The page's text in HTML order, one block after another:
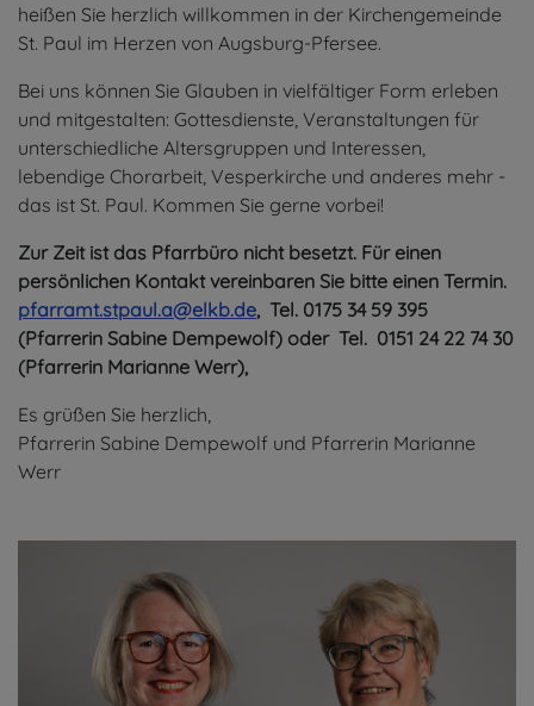
heißen Sie herzlich willkommen in der Kirchengemeinde
St. Paul im Herzen von Augsburg-Pfersee.
Bei uns können Sie Glauben in vielfältiger Form erleben
und mitgestalten: Gottesdienste, Veranstaltungen für
unterschiedliche Altersgruppen und Interessen,
lebendige Chorarbeit, Vesperkirche und anderes mehr -
das ist St. Paul. Kommen Sie gerne vorbei!
Zur Zeit ist das Pfarrbüro nicht besetzt. Für einen
persönlichen Kontakt vereinbaren Sie bitte einen Termin.
pfarramt.stpaul.a@elkb.de, Tel. 0175 34 59 395
(Pfarrerin Sabine Dempewolf) oder Tel. 0151 24 22 74 30
(Pfarrerin Marianne Werr),
Es grüßen Sie herzlich,
Pfarrerin Sabine Dempewolf und Pfarrerin Marianne
Werr